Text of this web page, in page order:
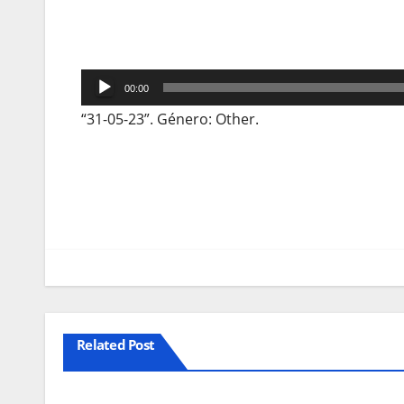
Reprodutor
de
00:00
“31-05-23”. Género: Other.
Related Post